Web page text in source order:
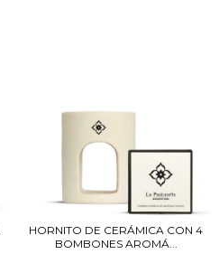
HORNITO DE CERÁMICA CON 4
BOMBONES AROMÁ...